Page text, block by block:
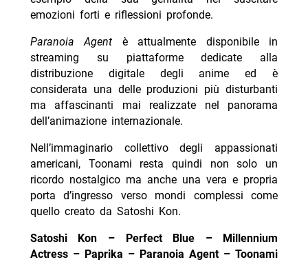
emozioni forti e riflessioni profonde.
Paranoia Agent è attualmente disponibile in
streaming su piattaforme dedicate alla
distribuzione digitale degli anime ed è
considerata una delle produzioni più disturbanti
ma affascinanti mai realizzate nel panorama
dell’animazione internazionale.
Nell’immaginario collettivo degli appassionati
americani, Toonami resta quindi non solo un
ricordo nostalgico ma anche una vera e propria
porta d’ingresso verso mondi complessi come
quello creato da Satoshi Kon.
Satoshi Kon – Perfect Blue – Millennium
Actress – Paprika – Paranoia Agent – Toonami